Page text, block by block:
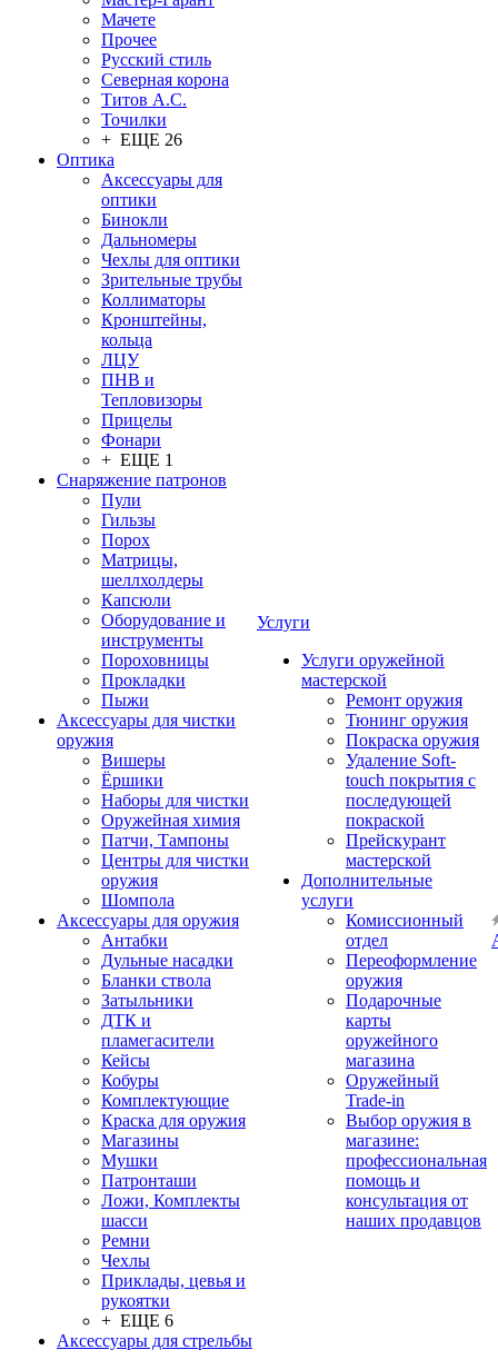
Мачете
Прочее
Русский стиль
Северная корона
Титов А.С.
Точилки
+ ЕЩЕ 26
Оптика
Аксессуары для
оптики
Бинокли
Дальномеры
Чехлы для оптики
Зрительные трубы
Коллиматоры
Кронштейны,
кольца
ЛЦУ
ПНВ и
Тепловизоры
Прицелы
Фонари
+ ЕЩЕ 1
Снаряжение патронов
Пули
Гильзы
Порох
Матрицы,
шеллхолдеры
Капсюли
Оборудование и
инструменты
Пороховницы
Прокладки
Пыжи
Аксессуары для чистки
оружия
Вишеры
Ёршики
Наборы для чистки
Оружейная химия
Патчи, Тампоны
Центры для чистки
оружия
Шомпола
Аксессуары для оружия
Антабки
Дульные насадки
Бланки ствола
Затыльники
ДТК и
пламегасители
Кейсы
Кобуры
Комплектующие
Краска для оружия
Магазины
Мушки
Патронташи
Ложи, Комплекты
шасси
Ремни
Чехлы
Приклады, цевья и
рукоятки
+ ЕЩЕ 6
Аксессуары для стрельбы
Услуги
Услуги оружейной
мастерской
Ремонт оружия
Тюнинг оружия
Покраска оружия
Удаление Soft-
touch покрытия с
последующей
покраской
Прейскурант
мастерской
Дополнительные
услуги
Комиссионный
отдел
Переоформление
оружия
Подарочные
карты
оружейного
магазина
Оружейный
Trade-in
Выбор оружия в
магазине:
профессиональная
помощь и
консультация от
наших продавцов